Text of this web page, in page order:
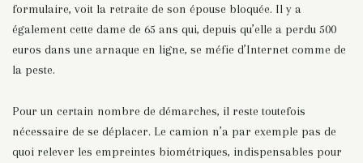
formulaire, voit la retraite de son épouse bloquée. Il y a
également cette dame de 65 ans qui, depuis qu’elle a perdu 500
euros dans une arnaque en ligne, se méfie d’Internet comme de
la peste.
Pour un certain nombre de démarches, il reste toutefois
nécessaire de se déplacer. Le camion n’a par exemple pas de
quoi relever les empreintes biométriques, indispensables pour